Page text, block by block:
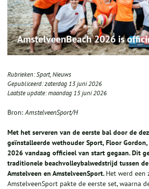
AmstelveenBeach 2026 is
Rubrieken:Sport,Nieuws
Gepubliceerd:zaterdag 13 juni 2026
Laatste update:maandag 15 juni 2026
Bron:AmstelveenSport/H
Met het serveren van de eerste bal door de
geïnstalleerde wethouder Sport, Floor Gordon,
2026 vandaag officieel van start gegaan. Dit
traditionele beachvolleybalwedstrijd tussen
Amstelveen en AmstelveenSport. Het werd een
AmstelveenSport pakte de eerste set, waarna